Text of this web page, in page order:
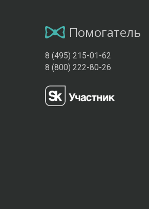
Помогатель
8 (495) 215-01-62
8 (800) 222-80-26